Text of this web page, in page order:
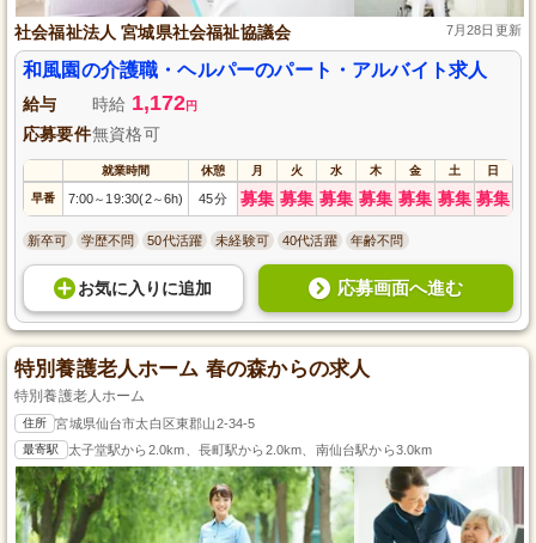
社会福祉法人 宮城県社会福祉協議会 7月28日更新
和風園の介護職・ヘルパーのパート・アルバイト求人
給与 時給 1,172円
応募要件無資格可
就業時間 休憩 月 火 水 木 金 土 日
早番 7:00～ 19:30(2～6h) 45分 募集 募集 募集 募集 募集 募集 募集
新卒可 学歴不問 50代活躍 未経験可 40代活躍 年齢不問
お気に入り に追加 応募画面へ進む
特別養護老人ホーム 春の森からの求人
特別養護老人ホーム
住所 宮城県仙台市太白区東郡山2-34-5
最寄駅 太子堂駅から2.0km、長町駅から2.0km、南仙台駅から3.0km